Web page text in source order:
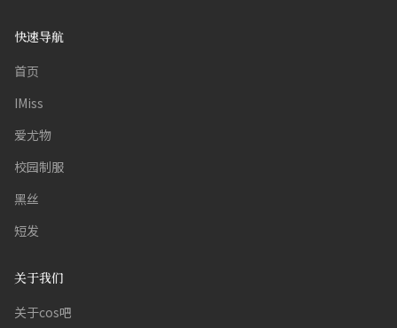
快速导航
首页
IMiss
爱尤物
校园制服
黑丝
短发
关于我们
关于cos吧